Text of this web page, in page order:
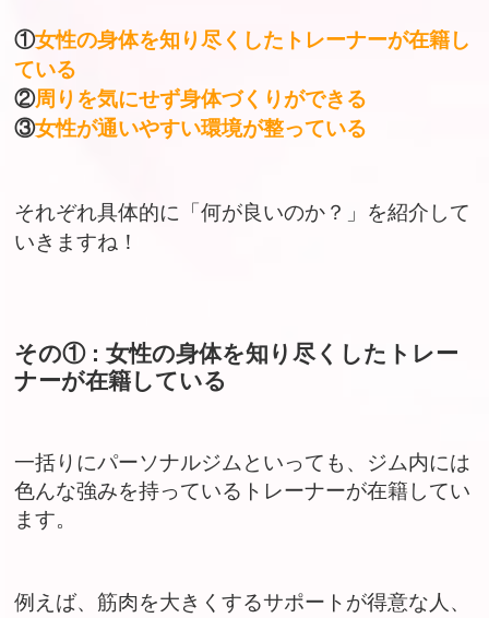
①女性の身体を知り尽くしたトレーナーが在籍し
ている
②周りを気にせず身体づくりができる
③女性が通いやすい環境が整っている
それぞれ具体的に「何が良いのか？」を紹介して
いきますね！
その① : 女性の身体を知り尽くしたトレー
ナーが在籍している
一括りにパーソナルジムといっても、ジム内には
色んな強みを持っているトレーナーが在籍してい
ます。
例えば、筋肉を大きくするサポートが得意な人、